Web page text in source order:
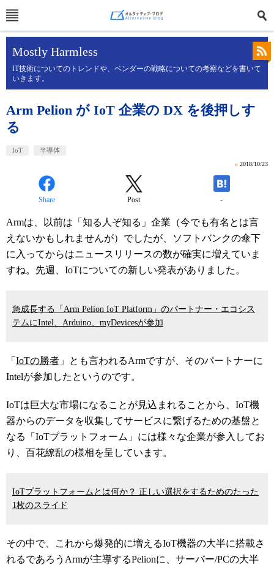
Mostly Harmless
IT技術についてのトレンドや、ベンダーの戦略についての考察などを書いて
いきます。
Arm Pelion が IoT 企業の DX を後押しす
る
IoT 半導体
» 2018/10/23
Share Post -
Armは、以前は「知る人ぞ知る」企業（今でも有名とは言
えないかもしれませんが）でしたが、ソフトバンクの傘下
に入ってからはニュースリリースの数が確実に増えていま
すね。先週、IoTについての新しい発表がありました。
急成長する「Arm Pelion IoT Platform」のパートナー・エコシス
テムにIntel、Arduino、myDevicesが参加
「 IoTの勝者 」とも言われるArmですが、そのパートナーに
Intelが参加したというのです。
IoTは巨大な市場になることが見込まれることから、IoT機
器からのデータを収集してサービスに繋げるための基盤と
なる「IoTプラットフォーム」には様々な企業が参入してお
り、百花繚乱の様相を呈しています。
IoTプラットフォームとは何か？ 正しい選択をするためのたった
1枚のスライド
その中で、これから爆発的に増えるIoT機器の大半に搭載さ
れるであろうArmが主導するPelionに、サーバー/PCの大半